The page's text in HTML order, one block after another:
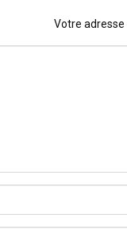
Votre adresse